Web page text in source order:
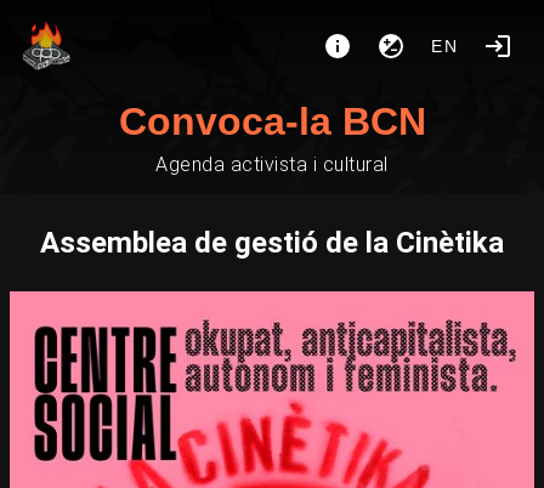
EN
Convoca-la BCN
Agenda activista i cultural
Assemblea de gestió de la Cinètika